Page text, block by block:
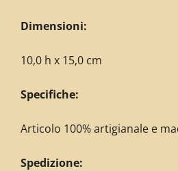
Dimensioni:
10,0 h x 15,0 cm
Specifiche:
Articolo 100% artigianale e
Spedizione: